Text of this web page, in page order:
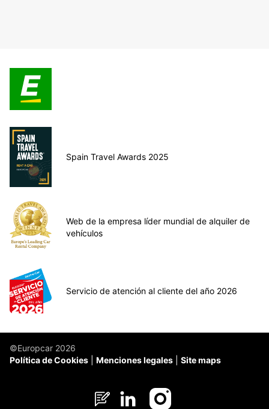
Spain Travel Awards 2025
Web de la empresa líder mundial de alquiler de
vehículos
Servicio de atención al cliente del año 2026
©Europcar 2026
Política de Cookies
Menciones legales Site maps